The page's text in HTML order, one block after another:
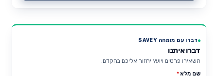
דברו עם מומחה SAVEY
דברו איתנו
השאירו פרטים ויועץ יחזור אליכם בהקדם.
שם מלא*